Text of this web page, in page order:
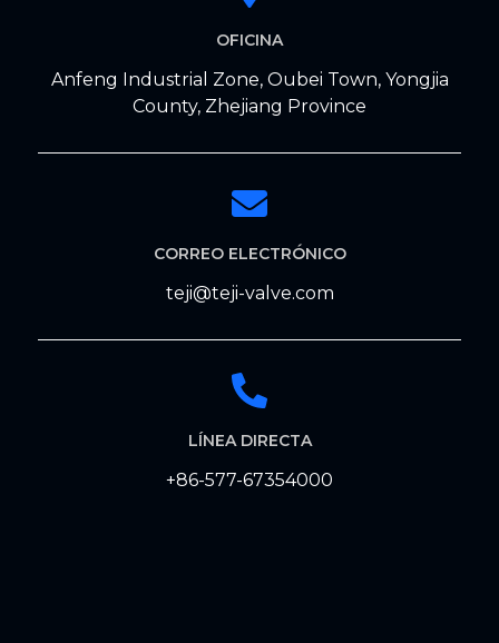
OFICINA
Anfeng Industrial Zone, Oubei Town, Yongjia
County, Zhejiang Province
CORREO ELECTRÓNICO
teji@teji-valve.com
LÍNEA DIRECTA
+86-577-67354000